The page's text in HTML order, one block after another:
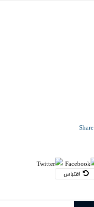
Share
اقتباس